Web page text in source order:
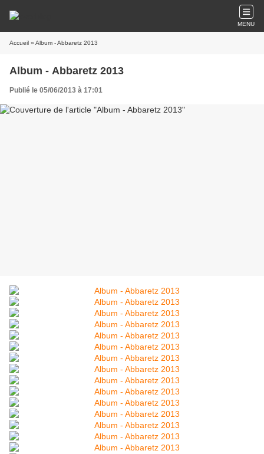
MENU
Accueil » Album - Abbaretz 2013
Album - Abbaretz 2013
Publié le 05/06/2013 à 17:01